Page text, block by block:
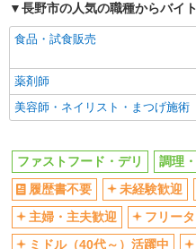
ピザの宅配
時給1,400
祝日 時給
時給に戻り
長野県長
アルバイト パート
丸亀製麺長野店
キッチン・
時給1150
時以降は時給
長野市の人気の職種からバイ
食品・試食販売
薬剤師
美容師・ネイリスト・まつげ施術
ファストフード・デリ
調理
履歴書不要
未経験歓迎
主婦・主夫歓迎
フリー
ミドル（40代～）活躍中